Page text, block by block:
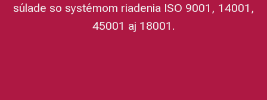
súlade so systémom riadenia ISO 9001, 14001,
45001 aj 18001.